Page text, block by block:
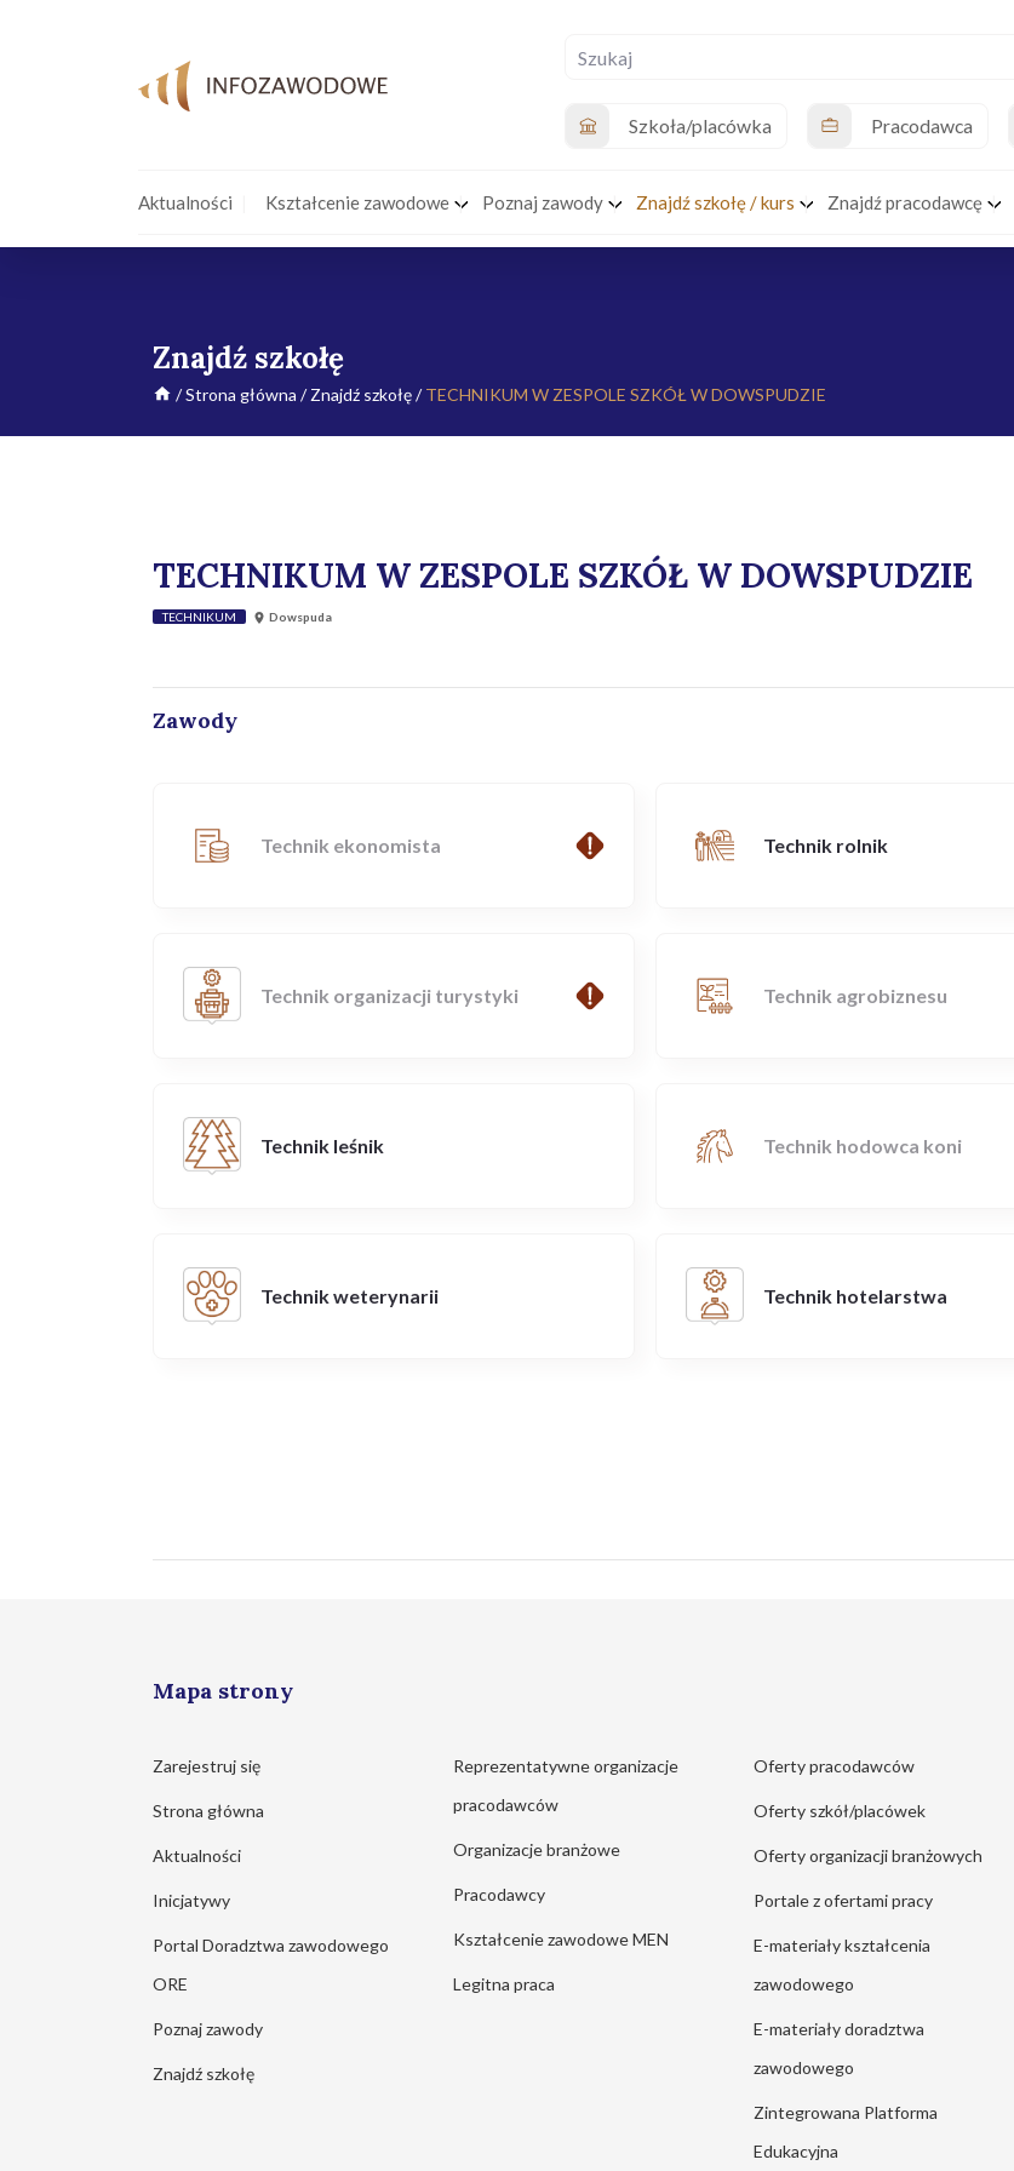
Szkoła/placówka Pracodawca
Aktualności Kształcenie zawodowe Poznaj zawody Znajdź szkołę / kurs Znajdź pracodawcę
Znajdź szkołę
/Strona główna /Znajdź szkołę/TECHNIKUM W ZESPOLE SZKÓŁ W DOWSPUDZIE
TECHNIKUM W ZESPOLE SZKÓŁ W DOWSPUDZIE
TECHNIKUM Dowspuda
Zawody
Technik ekonomista Technik rolnik
Technik organizacji turystyki Technik agrobiznesu
Technik leśnik Technik hodowca koni
Technik weterynarii Technik hotelarstwa
Mapa strony
Zarejestruj się
Strona główna
Aktualności
Inicjatywy
Portal Doradztwa zawodowego
ORE
Poznaj zawody
Znajdź szkołę
Reprezentatywne organizacje
pracodawców
Organizacje branżowe
Pracodawcy
Kształcenie zawodowe MEN
Legitna praca
Oferty pracodawców
Oferty szkół/placówek
Oferty organizacji branżowych
Portale z ofertami pracy
E-materiały kształcenia
zawodowego
E-materiały doradztwa
zawodowego
Zintegrowana Platforma
Edukacyjna